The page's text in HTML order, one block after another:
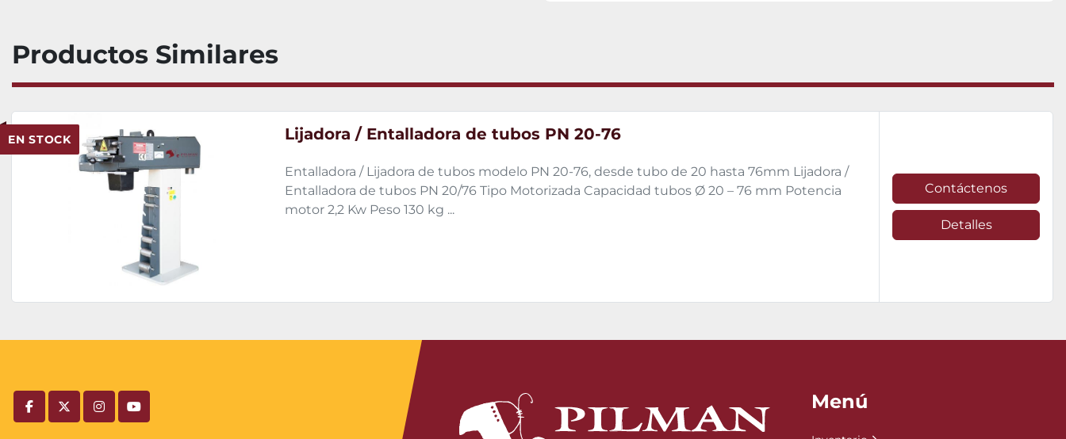
Productos Similares
EN STOCK Lijadora / Entalladora de tubos PN 20-76
Entalladora / Lijadora de tubos modelo PN 20-76, desde tubo de 20 hasta 76mm Lijadora /
Entalladora de tubos PN 20/76 Tipo Motorizada Capacidad tubos Ø 20 – 76 mm Potencia
motor 2,2 Kw Peso 130 kg ...
Contáctenos
Detalles
facebooktwitterinstagramyoutube
Menú